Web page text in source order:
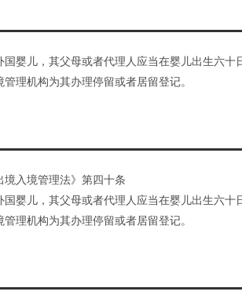
国婴儿，其父母或者代理人应当在婴儿出生六
理机构为其办理停留或者居留登记。
境入境管理法》第四十条
国婴儿，其父母或者代理人应当在婴儿出生六
理机构为其办理停留或者居留登记。